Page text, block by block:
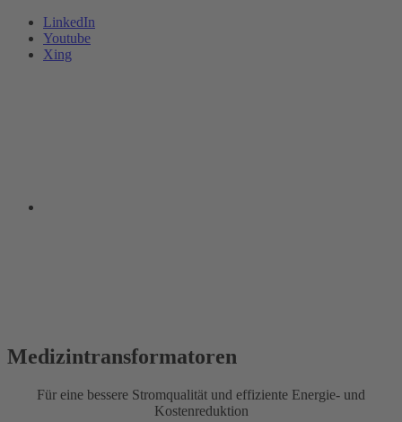
LinkedIn
Youtube
Xing
Medizintransformatoren
Für eine bessere Stromqualität und effiziente Energie- und
Kostenreduktion